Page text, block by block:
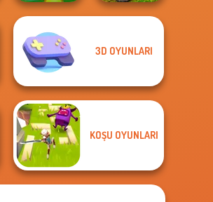
3D Free Kick
World Cup 18
MX Offroad
3D OYUNLARI
KOŞU OYUNLARI